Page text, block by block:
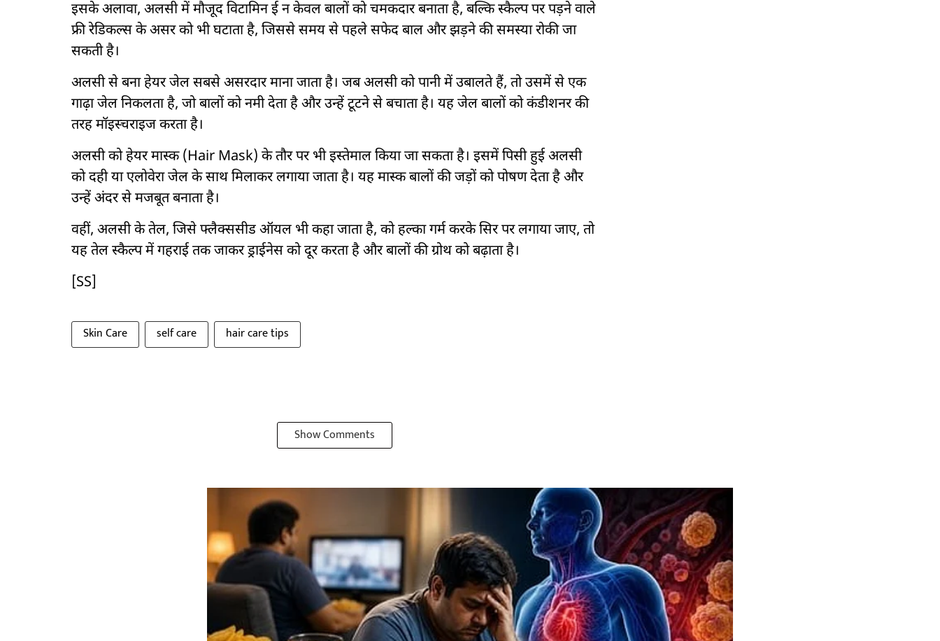
इसके अलावा, अलसी में मौजूद विटामिन ई न केवल बालों को चमकदार बनाता है, बल्कि स्कैल्प पर पड़ने वाले
फ्री रेडिकल्स के असर को भी घटाता है, जिससे समय से पहले सफेद बाल और झड़ने की समस्या रोकी जा
सकती है।
अलसी से बना हेयर जेल सबसे असरदार माना जाता है। जब अलसी को पानी में उबालते हैं, तो उसमें से एक
गाढ़ा जेल निकलता है, जो बालों को नमी देता है और उन्हें टूटने से बचाता है। यह जेल बालों को कंडीशनर की
तरह मॉइस्चराइज करता है।
अलसी को हेयर मास्क (Hair Mask) के तौर पर भी इस्तेमाल किया जा सकता है। इसमें पिसी हुई अलसी
को दही या एलोवेरा जेल के साथ मिलाकर लगाया जाता है। यह मास्क बालों की जड़ों को पोषण देता है और
उन्हें अंदर से मजबूत बनाता है।
वहीं, अलसी के तेल, जिसे फ्लैक्ससीड ऑयल भी कहा जाता है, को हल्का गर्म करके सिर पर लगाया जाए, तो
यह तेल स्कैल्प में गहराई तक जाकर ड्राईनेस को दूर करता है और बालों की ग्रोथ को बढ़ाता है।
[SS]
Skin Care self care hair care tips
Show Comments